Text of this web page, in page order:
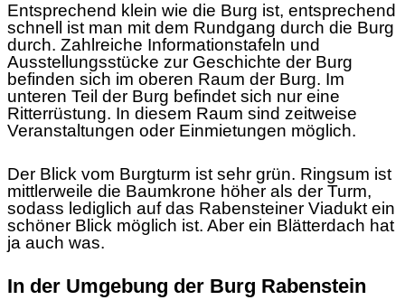
Entsprechend klein wie die Burg ist, entsprechend
schnell ist man mit dem Rundgang durch die Burg
durch. Zahlreiche Informationstafeln und
Ausstellungsstücke zur Geschichte der Burg
befinden sich im oberen Raum der Burg. Im
unteren Teil der Burg befindet sich nur eine
Ritterrüstung. In diesem Raum sind zeitweise
Veranstaltungen oder Einmietungen möglich.
Der Blick vom Burgturm ist sehr grün. Ringsum ist
mittlerweile die Baumkrone höher als der Turm,
sodass lediglich auf das Rabensteiner Viadukt ein
schöner Blick möglich ist. Aber ein Blätterdach hat
ja auch was.
In der Umgebung der Burg Rabenstein